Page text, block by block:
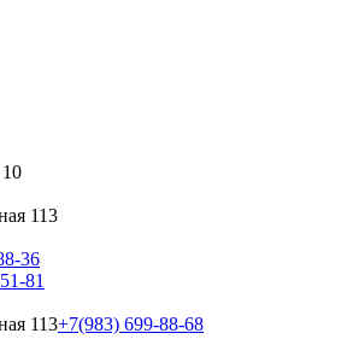
113
36
81
113+7(983) 699-88-68